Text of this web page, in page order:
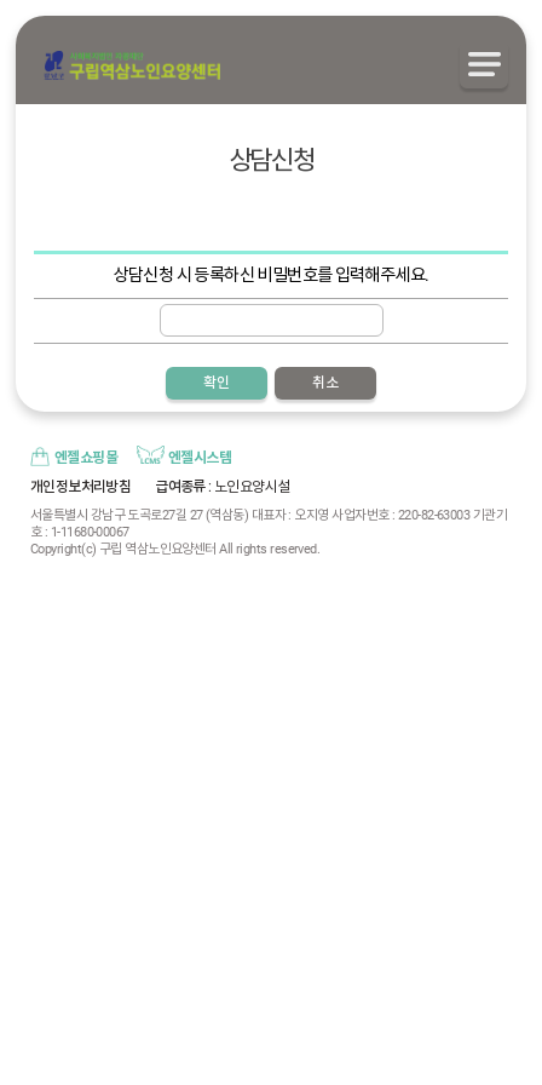
상담신청
상담신청 시 등록하신 비밀번호를 입력해주세요.
확인 취소
엔젤쇼핑몰
엔젤시스템
개인정보처리방침
급여종류 : 노인요양시설
서울특별시 강남구 도곡로27길 27 (역삼동) 대표자 : 오지영 사업자번호 : 220-82-63003 기관기
호 : 1-11680-00067
Copyright(c) 구립 역삼노인요양센터 All rights reserved.